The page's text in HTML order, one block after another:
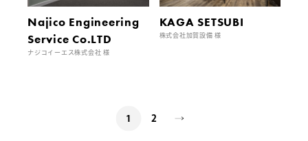
Najico Engineering
Service Co.LTD
ナジコイーエス株式会社 様
KAGA SETSUBI
株式会社加賀設備 様
1 2